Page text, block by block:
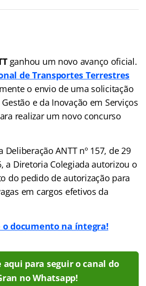
ganhou um novo avanço oficial.
de Transportes Terrestres
o envio de uma solicitação
e da Inovação em Serviços
realizar um novo concurso
Deliberação ANTT nº 157, de 29
a Diretoria Colegiada autorizou o
do pedido de autorização para
em cargos efetivos da
o documento na íntegra!
aqui para seguir o canal do
no Whatsapp!